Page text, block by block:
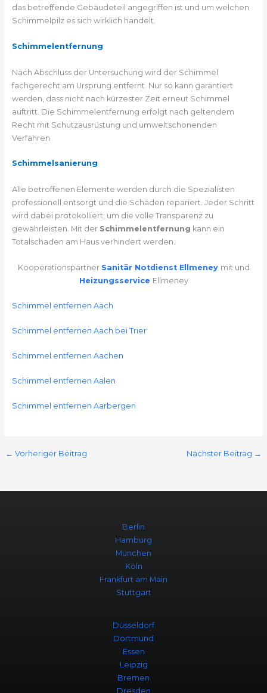
das betreffende Gebäudeteil angegriffen ist und um welchen
Schimmelpilz es sich wirklich handelt.
Schimmelentfernung
Nach Abschluss der Untersuchung wird der Schimmel
fachgerecht am Ursprung entfernt. Nur so kann garantiert
werden, dass nicht nach kürzester Zeit erneut Schimmel
auftritt. Die Schimmelentfernung erfolgt nach geltendem
Recht mit Schutzausrüstung und umweltschonenden
Verfahren.
Schimmelsanierung
Alle betroffenen Elemente werden durch die Spezialisten
professionell entsorgt und die Schäden repariert. Jeder Schritt
wird dabei protokolliert, um die volle Transparenz zu
gewährleisten. Mit der Schimmelentfernung kann ein
Totalschaden am Haus verhindert werden.
Kooperationspartner Sanitär Notdienst Ellmeney mit und
Heizungsservice Ellmeney
Schimmel entfernen Aach
Schimmel entfernen Aach bei Trier
Schimmel entfernen Aachen
Schimmel entfernen Aalen
Schimmel entfernen Aarbergen
← Vorheriger Beitrag Nächster Beitrag →
Berlin
Hamburg
München
Köln
Frankfurt am Main
Stuttgart
Düsseldorf
Dortmund
Essen
Leipzig
Bremen
Dresden